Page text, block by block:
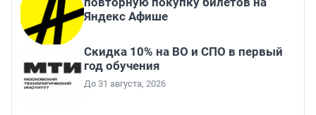
Яндекс Афише
Скидка 10% на ВО и СПО в первый
год обучения
До 31 августа, 2026